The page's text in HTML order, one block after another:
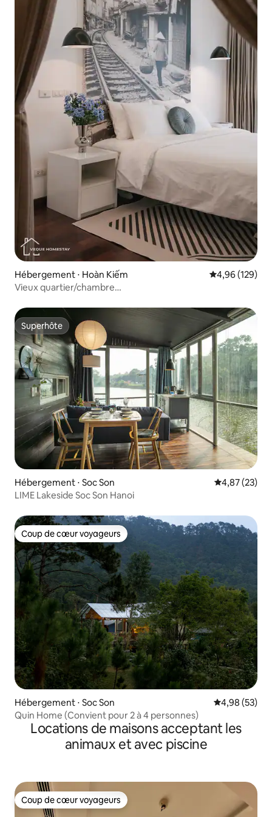
Hébergement ⋅ Hoàn Kiếm Évaluation
4,96 (129)
Vieux quartier/chambre
Superhôte
Superhôte
Hébergement ⋅ Soc Son Évaluation
4,87 (23)
LIME Lakeside Soc Son Hanoi
Coup de cœur voyageurs
Coup de cœur voyageurs
Hébergement ⋅ Soc Son Évaluation
4,98 (53)
Quin Home (Convient pour 2 à 4 personnes)
Locations de maisons acceptant les
animaux et avec piscine
Coup de cœur voyageurs
Coup de cœur voyageurs